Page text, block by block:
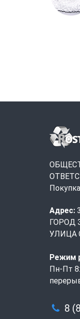
Адрес:
ГОРОД
УЛИЦА
Режим
Пн-Пт
8